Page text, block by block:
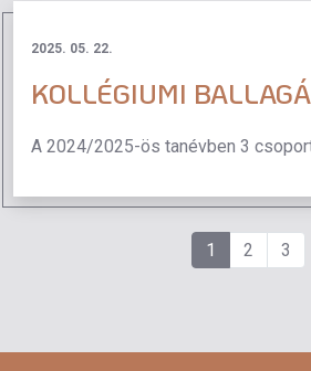
2025. 05. 22.
KOLLÉGIUMI
A 2024/2025-ös tanévben 3
1 2 3